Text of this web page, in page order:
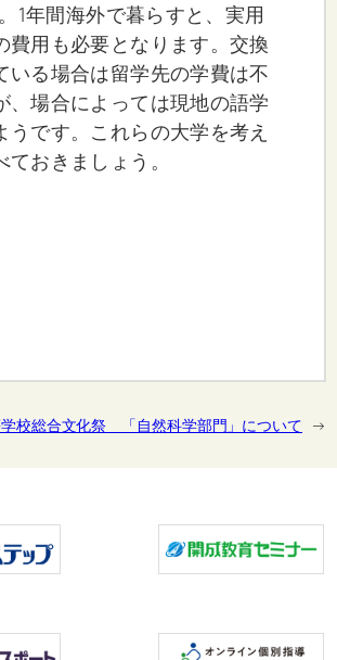
1年間海外で暮らすと、実用
用も必要となります。交換
る場合は留学先の学費は不
場合によっては現地の語学
です。これらの大学を考え
おきましょう。
校総合文化祭 「自然科学部門」について →